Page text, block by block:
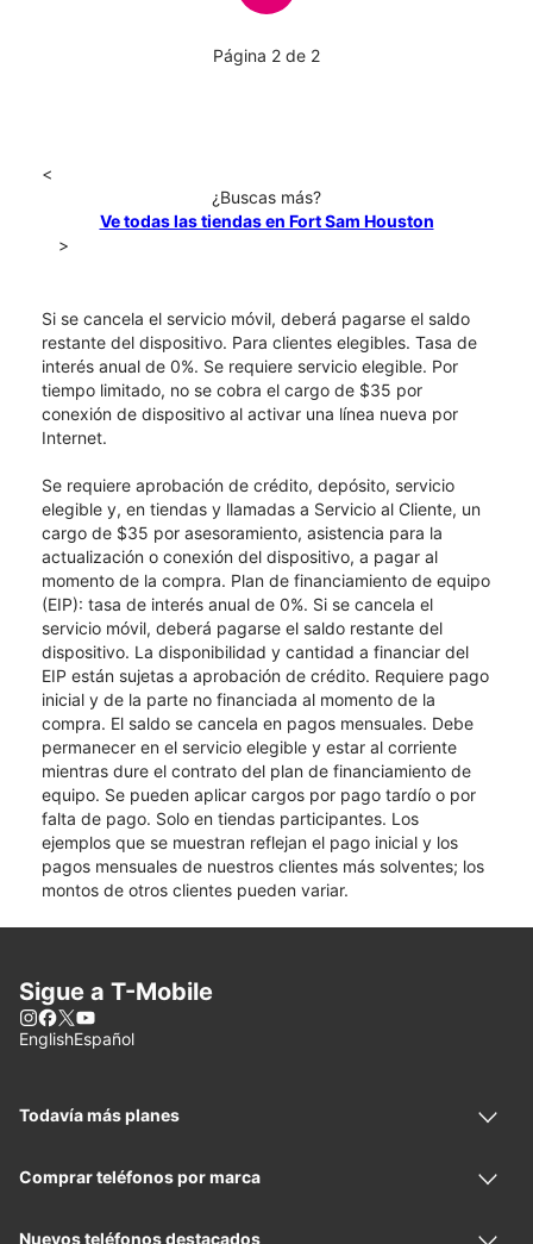
Página 2 de 2
<
¿Buscas más?
Ve todas las tiendas en Fort Sam Houston
>
Si se cancela el servicio móvil, deberá pagarse el saldo
restante del dispositivo. Para clientes elegibles. Tasa de
interés anual de 0%. Se requiere servicio elegible. Por
tiempo limitado, no se cobra el cargo de $35 por
conexión de dispositivo al activar una línea nueva por
Internet.
Se requiere aprobación de crédito, depósito, servicio
elegible y, en tiendas y llamadas a Servicio al Cliente, un
cargo de $35 por asesoramiento, asistencia para la
actualización o conexión del dispositivo, a pagar al
momento de la compra. Plan de financiamiento de equipo
(EIP): tasa de interés anual de 0%. Si se cancela el
servicio móvil, deberá pagarse el saldo restante del
dispositivo. La disponibilidad y cantidad a financiar del
EIP están sujetas a aprobación de crédito. Requiere pago
inicial y de la parte no financiada al momento de la
compra. El saldo se cancela en pagos mensuales. Debe
permanecer en el servicio elegible y estar al corriente
mientras dure el contrato del plan de financiamiento de
equipo. Se pueden aplicar cargos por pago tardío o por
falta de pago. Solo en tiendas participantes. Los
ejemplos que se muestran reflejan el pago inicial y los
pagos mensuales de nuestros clientes más solventes; los
montos de otros clientes pueden variar.